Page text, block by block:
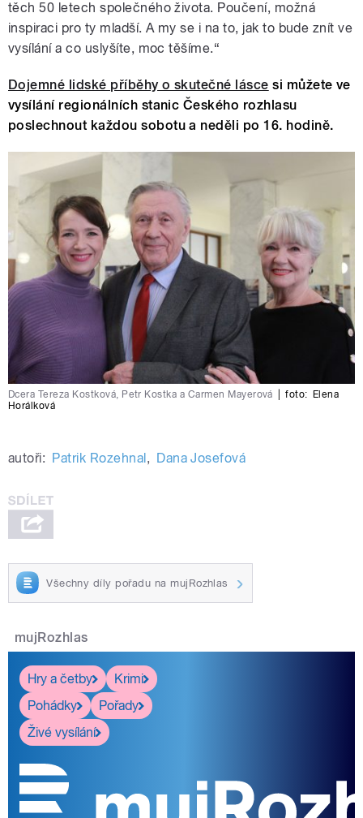
těch 50 letech společného života. Poučení, možná
inspiraci pro ty mladší. A my se i na to, jak to bude znít ve
vysílání a co uslyšíte, moc těšíme.“
Dojemné lidské příběhy o skutečné lásce si můžete ve
vysílání regionálních stanic Českého rozhlasu
poslechnout každou sobotu a neděli po 16. hodině.
Dcera Tereza Kostková, Petr Kostka a Carmen Mayerová foto: Elena
Horálková
autoři: Patrik Rozehnal, Dana Josefová
Všechny díly pořadu na mujRozhlas
mujRozhlas
Hry a četby
Krimi
Pohádky
Pořady
Živé vysílání